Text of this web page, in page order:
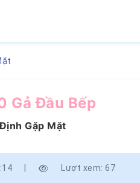
Gả Đầu Bếp
Gặp Mặt
Lượt xem: 67